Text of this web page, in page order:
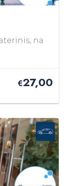
na
€27,00